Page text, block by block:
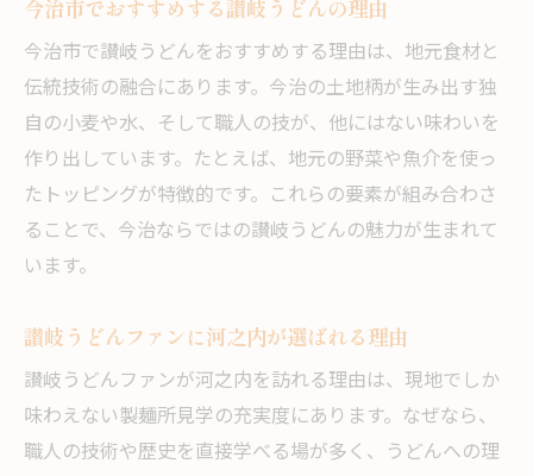
今治市でおすすめする讃岐うどんの理由
今治市で讃岐うどんをおすすめする理由は、地元食材と
伝統技術の融合にあります。今治の土地柄が生み出す独
自の小麦や水、そして職人の技が、他にはない味わいを
作り出しています。たとえば、地元の野菜や魚介を使っ
たトッピングが特徴的です。これらの要素が組み合わさ
ることで、今治ならではの讃岐うどんの魅力が生まれて
います。
讃岐うどんファンに河之内が選ばれる理由
讃岐うどんファンが河之内を訪れる理由は、現地でしか
味わえない製麺所見学の充実度にあります。なぜなら、
職人の技術や歴史を直接学べる場が多く、うどんへの理